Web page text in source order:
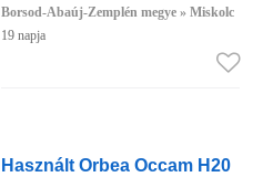
Borsod-Abaúj-Zemplén megye » Miskolc
19 napja
Használt Orbea Occam H20